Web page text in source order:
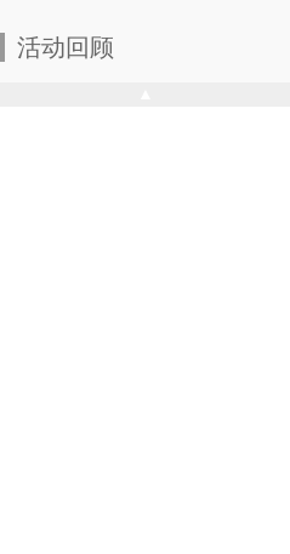
活动回顾